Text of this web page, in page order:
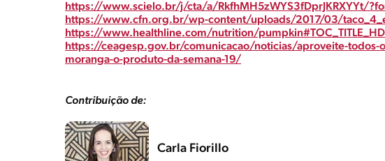
https://www.scielo.br/j/cta/a/RkfhMH5zWYS3fDprJKRXYYt/
https://www.cfn.org.br/wp-content/uploads/2017/03/
https://www.healthline.com/nutrition/
https://ceagesp.gov.br/comunicacao/noticias/aproveite-todos-
moranga-o-produto-da-semana-19/
Contribuição de:
Carla Fiorillo